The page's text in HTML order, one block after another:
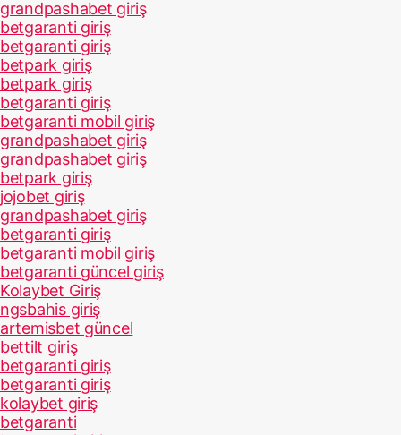
grandpashabet giriş
betgaranti giriş
betgaranti giriş
betpark giriş
betpark giriş
betgaranti giriş
betgaranti mobil giriş
grandpashabet giriş
grandpashabet giriş
betpark giriş
jojobet giriş
grandpashabet giriş
betgaranti giriş
betgaranti mobil giriş
betgaranti güncel giriş
Kolaybet Giriş
ngsbahis giriş
artemisbet güncel
bettilt giriş
betgaranti giriş
betgaranti giriş
kolaybet giriş
betgaranti